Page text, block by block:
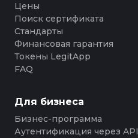
Цены
Поиск сертификата
Стандарты
Финансовая гарантия
Токены LegitApp
FAQ
Для бизнеса
Бизнес-программа
Аутентификация через API